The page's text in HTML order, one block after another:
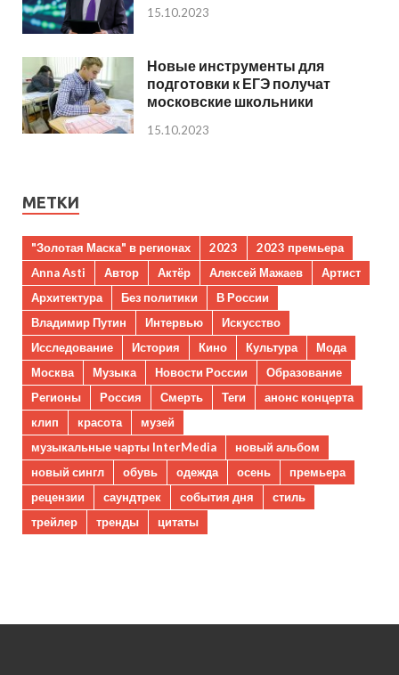
15.10.2023
Новые инструменты для
подготовки к ЕГЭ получат
московские школьники
15.10.2023
МЕТКИ
"Золотая Маска" в регионах 2023
2023 премьера
Anna Asti
Автор Актёр Алексей Мажаев
Артист
Архитектура
Без политики
В России
Владимир Путин
Интервью
Искусство
Исследование
История Кино Культура
Мода
Москва
Музыка Новости России
Образование
Регионы
Россия Смерть Теги
анонс концерта
клип
красота
музей
музыкальные чарты InterMedia
новый альбом
новый сингл
обувь одежда осень
премьера
рецензии
саундтрек события дня
стиль
трейлер
тренды цитаты